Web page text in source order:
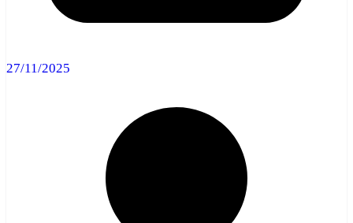
27/11/2025